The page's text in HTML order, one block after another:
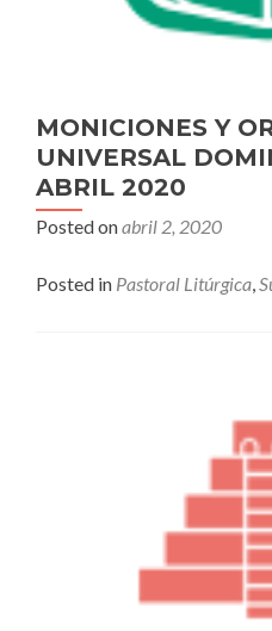
MONICIONES Y
UNIVERSAL
ABRIL 2020
Posted onabril 2, 2020
Posted in Pastoral Litúrgica,